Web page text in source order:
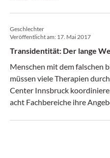
Geschlechter
Veröffentlicht am: 17. Mai 2017
Transidentität: Der lange
Menschen mit dem falschen
müssen viele Therapien
Center Innsbruck
acht Fachbereiche ihre